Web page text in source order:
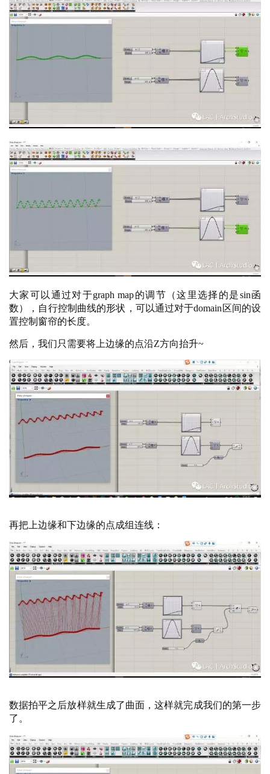
大家可以通过对于graph map的调节（这里选择的是sin函
数），自行控制曲线的形状，可以通过对于domain区间的设
置控制窗帘的长度。
然后，我们只需要将上边缘的点沿Z方向抬升~
再把上边缘和下边缘的点成组连线：
数据拍平之后放样就生成了曲面，这样就完成我们的第一步
了。